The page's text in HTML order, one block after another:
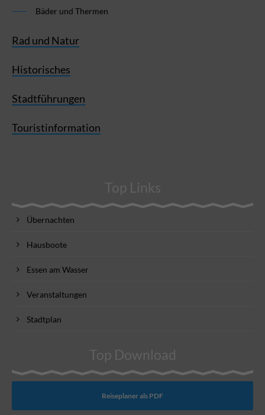
Bäder und Thermen
Rad und Natur
Historisches
Stadtführungen
Touristinformation
Top Links
Übernachten
Hausboote
Essen am Wasser
Veranstaltungen
Stadtplan
Top Download
Reiseplaner als PDF